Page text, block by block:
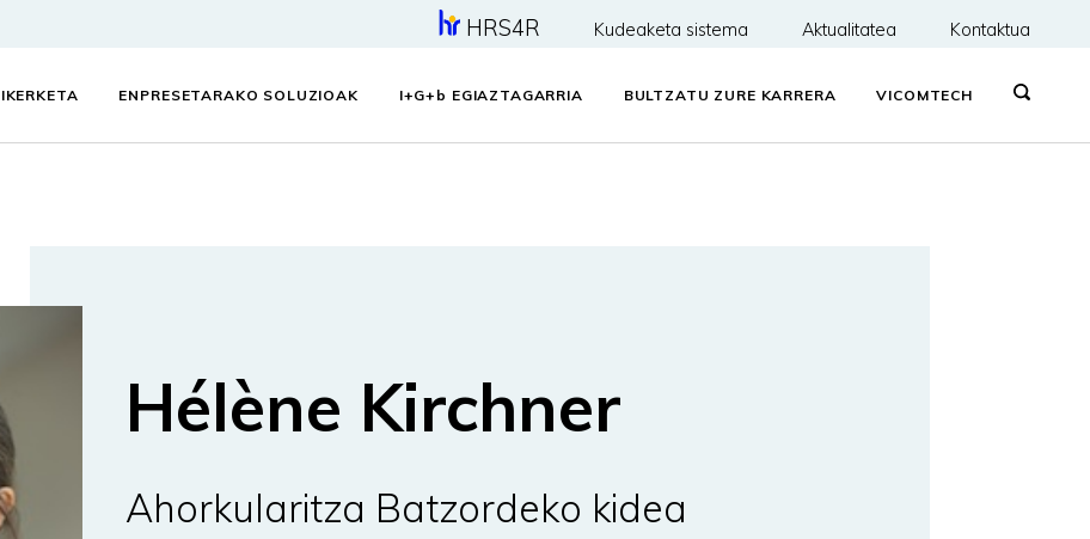
HRS4R Kudeaketa sistema Aktualitatea Kontaktua
IKERKETA ENPRESETARAKO SOLUZIOAK I+G+ b EGIAZTAGARRIA BULTZATU ZURE KARRERA VICOMTECH
Hélène Kirchner
Ahorkularitza Batzordeko kidea